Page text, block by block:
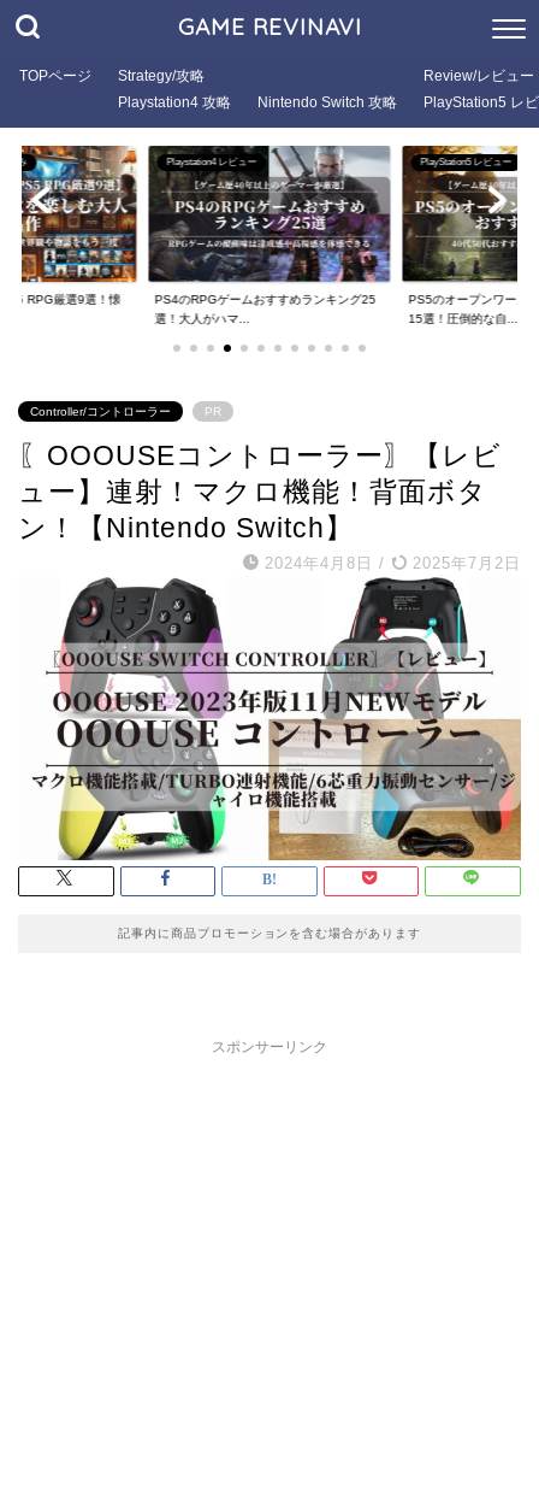
GAME REVINAVI
TOPページ
Strategy/攻略
Playstation4 攻略
Nintendo Switch 攻略
Review/レビュー
PlayStation5 レ
悩み
RPG厳選9選！懐
Playstation4 レビュー
PS4のRPGゲームおすすめランキング25
選！大人がハマ...
PlayStation5 レビュー
PS5のオープンワール
15選！圧倒的な自...
Controller/コントローラー PR
〖OOOUSEコントローラー〗【レビ
ュー】連射！マクロ機能！背面ボタ
ン！【Nintendo Switch】
2024年4月8日 / 2025年7月2日
記事内に商品プロモーションを含む場合があります
スポンサーリンク